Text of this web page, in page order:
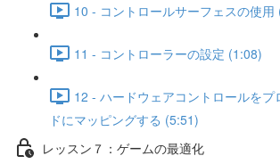
10 - コントロールサーフェスの使用
11 - コントローラーの設定 (1:08)
12 - ハードウェアコントロールをプ
ドにマッピングする (5:51)
レッスン７：ゲームの最適化